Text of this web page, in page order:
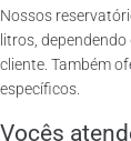
Nossos
litros,
cliente. Também
específicos.
Vocês